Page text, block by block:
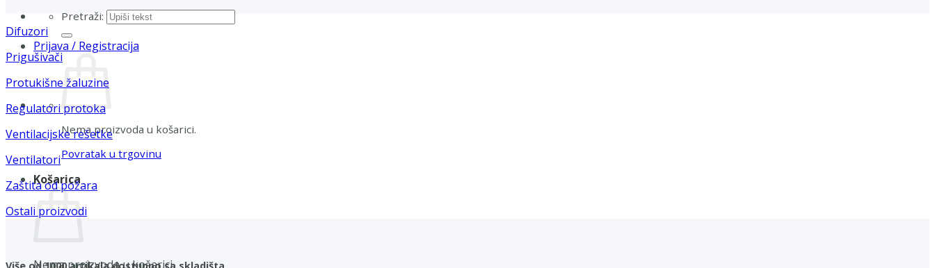
Pretraži:
Prijava / Registracija
Nema proizvoda u košarici.
Povratak u trgovinu
Košarica
Nema proizvoda u košarici.
Difuzori
Prigušivači
Protukišne žaluzine
Regulatori protoka
Ventilacijske rešetke
Ventilatori
Zaštita od požara
Ostali proizvodi